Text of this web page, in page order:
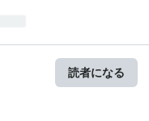
読者になる